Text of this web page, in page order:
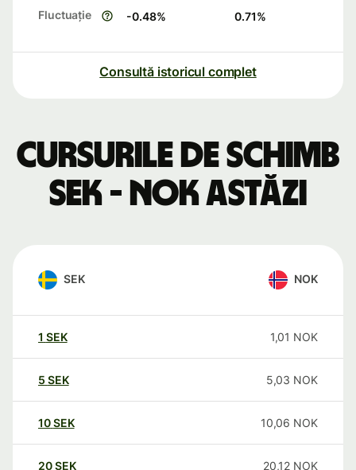
Fluctuație -0.48% 0.71%
Consultă istoricul complet
Cursurile de schimb
SEK - NOK astăzi
SEK NOK
1 SEK 1,01 NOK
5 SEK 5,03 NOK
10SEK 10,06 NOK
20SEK 20,12 NOK